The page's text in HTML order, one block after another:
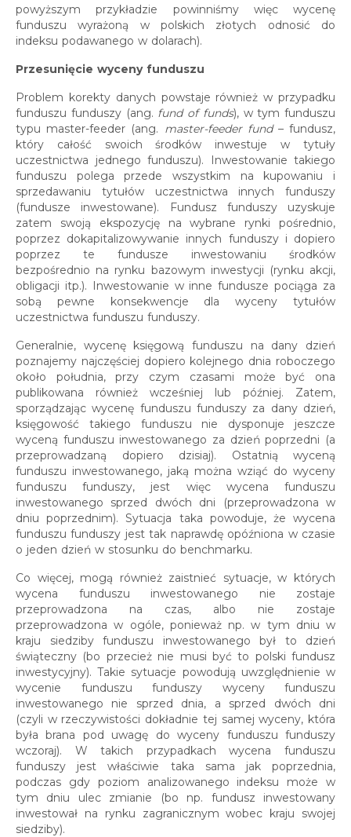
powyższym przykładzie powinniśmy więc wycenę
funduszu wyrażoną w polskich złotych odnosić do
indeksu podawanego w dolarach).
Przesunięcie wyceny funduszu
Problem korekty danych powstaje również w przypadku
funduszu funduszy (ang. fund of funds), w tym funduszu
typu master-feeder (ang. master-feeder fund – fundusz,
który całość swoich środków inwestuje w tytuły
uczestnictwa jednego funduszu). Inwestowanie takiego
funduszu polega przede wszystkim na kupowaniu i
sprzedawaniu tytułów uczestnictwa innych funduszy
(fundusze inwestowane). Fundusz funduszy uzyskuje
zatem swoją ekspozycję na wybrane rynki pośrednio,
poprzez dokapitalizowywanie innych funduszy i dopiero
poprzez te fundusze inwestowaniu środków
bezpośrednio na rynku bazowym inwestycji (rynku akcji,
obligacji itp.). Inwestowanie w inne fundusze pociąga za
sobą pewne konsekwencje dla wyceny tytułów
uczestnictwa funduszu funduszy.
Generalnie, wycenę księgową funduszu na dany dzień
poznajemy najczęściej dopiero kolejnego dnia roboczego
około południa, przy czym czasami może być ona
publikowana również wcześniej lub później. Zatem,
sporządzając wycenę funduszu funduszy za dany dzień,
księgowość takiego funduszu nie dysponuje jeszcze
wyceną funduszu inwestowanego za dzień poprzedni (a
przeprowadzaną dopiero dzisiaj). Ostatnią wyceną
funduszu inwestowanego, jaką można wziąć do wyceny
funduszu funduszy, jest więc wycena funduszu
inwestowanego sprzed dwóch dni (przeprowadzona w
dniu poprzednim). Sytuacja taka powoduje, że wycena
funduszu funduszy jest tak naprawdę opóźniona w czasie
o jeden dzień w stosunku do benchmarku.
Co więcej, mogą również zaistnieć sytuacje, w których
wycena funduszu inwestowanego nie zostaje
przeprowadzona na czas, albo nie zostaje
przeprowadzona w ogóle, ponieważ np. w tym dniu w
kraju siedziby funduszu inwestowanego był to dzień
świąteczny (bo przecież nie musi być to polski fundusz
inwestycyjny). Takie sytuacje powodują uwzględnienie w
wycenie funduszu funduszy wyceny funduszu
inwestowanego nie sprzed dnia, a sprzed dwóch dni
(czyli w rzeczywistości dokładnie tej samej wyceny, która
była brana pod uwagę do wyceny funduszu funduszy
wczoraj). W takich przypadkach wycena funduszu
funduszy jest właściwie taka sama jak poprzednia,
podczas gdy poziom analizowanego indeksu może w
tym dniu ulec zmianie (bo np. fundusz inwestowany
inwestował na rynku zagranicznym wobec kraju swojej
siedziby).